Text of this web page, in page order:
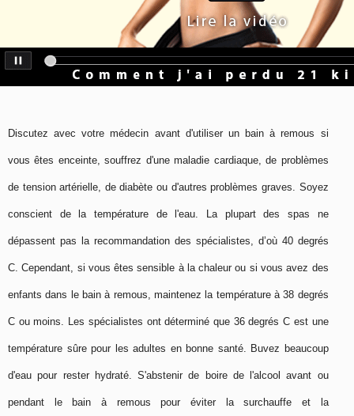
Discutez avec votre médecin avant d'utiliser un bain à remous si
vous êtes enceinte, souffrez d'une maladie cardiaque, de problèmes
de tension artérielle, de diabète ou d'autres problèmes graves. Soyez
conscient de la température de l'eau. La plupart des spas ne
dépassent pas la recommandation des spécialistes, d’où 40 degrés
C. Cependant, si vous êtes sensible à la chaleur ou si vous avez des
enfants dans le bain à remous, maintenez la température à 38 degrés
C ou moins. Les spécialistes ont déterminé que 36 degrés C est une
température sûre pour les adultes en bonne santé. Buvez beaucoup
d'eau pour rester hydraté. S'abstenir de boire de l'alcool avant ou
pendant le bain à remous pour éviter la surchauffe et la